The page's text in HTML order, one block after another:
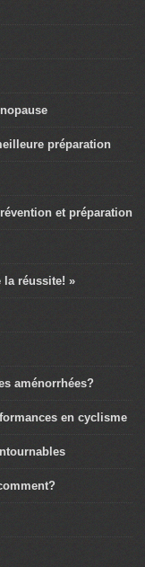
préparation
et préparation
la réussite! »
aménorrhées?
en cyclisme